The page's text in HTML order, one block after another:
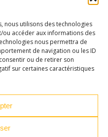
nous utilisons des technologies
accéder aux informations des
nous permettra de
de navigation ou les ID
ou de retirer son
sur certaines caractéristiques
DES ARTS
d'Infanterie
en-Velay
37 35